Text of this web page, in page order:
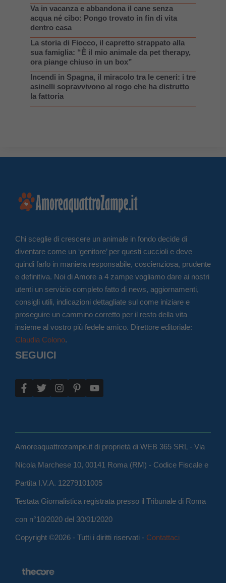
Va in vacanza e abbandona il cane senza
acqua né cibo: Pongo trovato in fin di vita
dentro casa
La storia di Fiocco, il capretto strappato alla
sua famiglia: “È il mio animale da pet therapy,
ora piange chiuso in un box”
Incendi in Spagna, il miracolo tra le ceneri: i tre
asinelli sopravvivono al rogo che ha distrutto
la fattoria
Chi sceglie di crescere un animale in fondo decide di
diventare come un ‘genitore’ per questi cuccioli e deve
quindi farlo in maniera responsabile, coscienziosa, prudente
e definitiva. Noi di Amore a 4 zampe vogliamo dare ai nostri
utenti un servizio completo fatto di news, aggiornamenti,
consigli utili, indicazioni dettagliate sul come iniziare e
proseguire un cammino corretto per il resto della vita
insieme al vostro più fedele amico. Direttore editoriale:
Claudia Colono.
SEGUICI
Amoreaquattrozampe.it di proprietà di WEB 365 SRL - Via
Nicola Marchese 10, 00141 Roma (RM) - Codice Fiscale e
Partita I.V.A. 12279101005
Testata Giornalistica registrata presso il Tribunale di Roma
con n°10/2020 del 30/01/2020
Copyright ©2026 - Tutti i diritti riservati - Contattaci